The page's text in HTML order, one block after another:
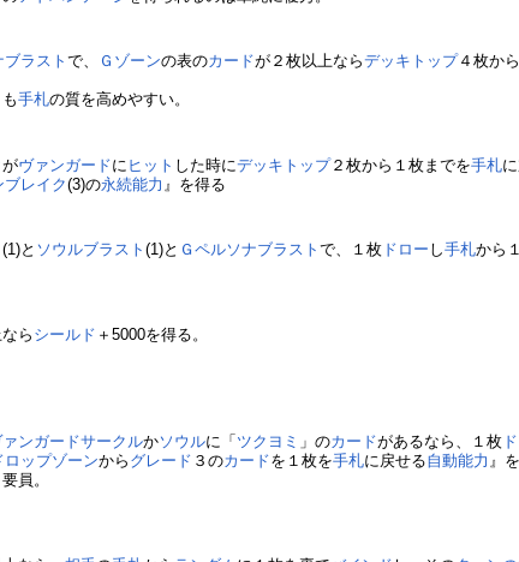
ブラストで、 Ｇゾーンの表のカードが２枚以上ならデッキトップ４枚か
手札の質を高めやすい。
がヴァンガードに ヒット した時にデッキトップ２枚から１枚までを手札
ブレイク(3)の永続能力 』を得る
(1)と ソウルブラスト(1)と Ｇペルソナブラストで、１枚 ドロー し手札から
ら シールド ＋5000を得る。
ァンガードサークルかソウルに「 ツクヨミ 」のカードがあるなら、１枚
ロップゾーンから グレード ３のカードを１枚を手札に戻せる自動能力 』
要員。